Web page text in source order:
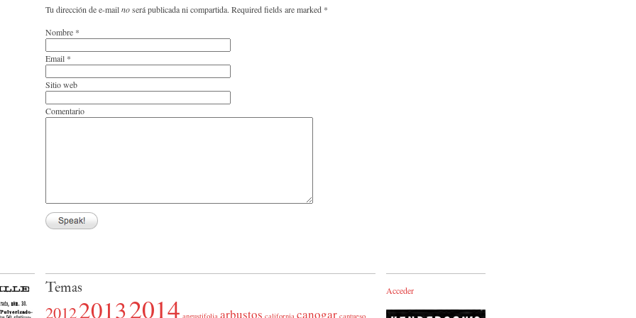
Tu dirección de e-mailnoserá publicada ni compartida. Required fields are marked *
Nombre *
Email *
Sitio web
Comentario
Temas
201220132014 angustifolia arbustos california canogar cantueso
Acceder